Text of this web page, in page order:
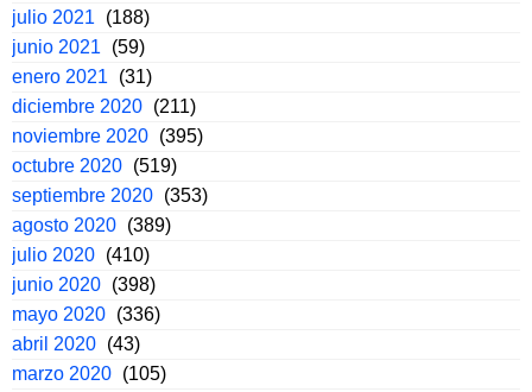
julio 2021
(188)
junio 2021
(59)
enero 2021
(31)
diciembre 2020 (211)
noviembre 2020 (395)
octubre 2020 (519)
septiembre 2020 (353)
agosto 2020 (389)
julio 2020 (410)
junio 2020 (398)
mayo 2020 (336)
abril 2020 (43)
marzo 2020 (105)